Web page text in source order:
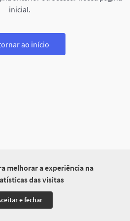
melhorar a experiência na
das visitas
e fechar
inicial.
ao início